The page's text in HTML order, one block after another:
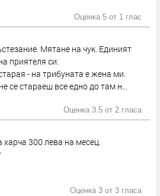
Оценка 5 от 1 глас
Мятане на чук. Единият
приятеля си:
- на трибуната е жена ми.
се стараеш все едно до там н...
Оценка 3.5 от 2 гласа
300 лева на месец.
Оценка 3 от 3 гласа